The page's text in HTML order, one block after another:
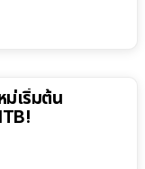
ม่เริ่มต้น